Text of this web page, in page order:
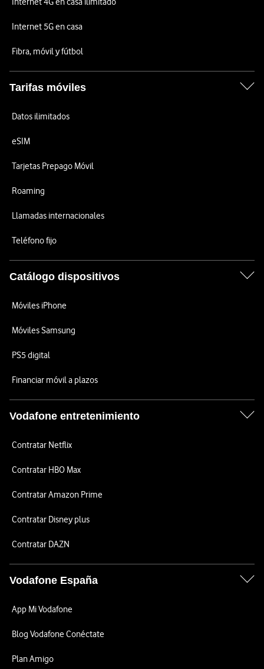
Internet 5G en casa
Fibra, móvil y fútbol
Tarifas móviles
Datos ilimitados
eSIM
Tarjetas Prepago Móvil
Roaming
Llamadas internacionales
Teléfono fijo
Catálogo dispositivos
Móviles iPhone
Móviles Samsung
PS5 digital
Financiar móvil a plazos
Vodafone entretenimiento
Contratar Netflix
Contratar HBO Max
Contratar Amazon Prime
Contratar Disney plus
Contratar DAZN
Vodafone España
App Mi Vodafone
Blog Vodafone Conéctate
Plan Amigo